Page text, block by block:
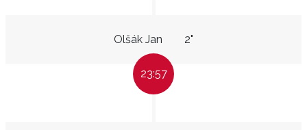
Olšák Jan 2"
23:57